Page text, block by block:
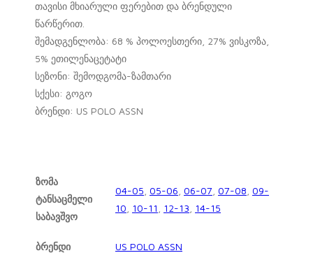
თავისი მხიარული ფერებით და ბრენდული
წარწერით.
შემადგენლობა: 68 % პოლოესთერი, 27% ვისკოზა,
5% ეთილენაცეტატი
სეზონი: შემოდგომა-ზამთარი
სქესი: გოგო
ბრენდი: US POLO ASSN
ზომა
ტანსაცმელი
საბავშვო
04-05 05-06 06-07 07-08 09-
10
10-11 12-13 14-15
ბრენდი US POLO ASSN